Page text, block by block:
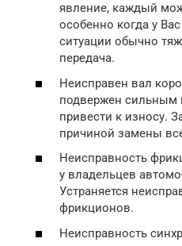
явление, каждый
особенно когда у
ситуации обычно
передача.
Неисправен вал
подвержен сильным
привести к износу.
причиной замены
Неисправность
у владельцев
Устраняется
фрикционов.
Неисправность